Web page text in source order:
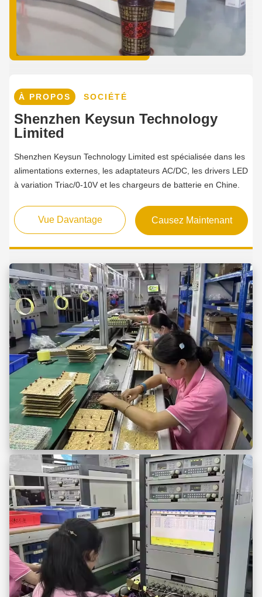
À PROPOS SOCIÉTÉ
Shenzhen Keysun Technology
Limited
Shenzhen Keysun Technology Limited est spécialisée dans les
alimentations externes, les adaptateurs AC/DC, les drivers LED
à variation Triac/0-10V et les chargeurs de batterie en Chine.
Vue Davantage Causez Maintenant